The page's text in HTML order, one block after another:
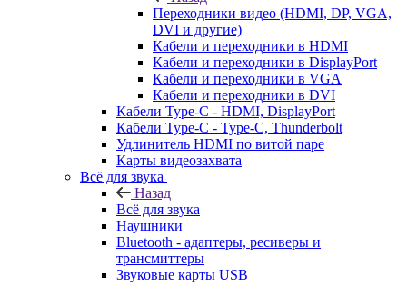
Переходники видео (HDMI, DP, VGA,
DVI и другие)
Кабели и переходники в HDMI
Кабели и переходники в DisplayPort
Кабели и переходники в VGA
Кабели и переходники в DVI
Кабели Type-C - HDMI, DisplayPort
Кабели Type-C - Type-C, Thunderbolt
Удлинитель HDMI по витой паре
Карты видеозахвата
Всё для звука
Назад
Всё для звука
Наушники
Bluetooth - адаптеры, ресиверы и
трансмиттеры
Звуковые карты USB